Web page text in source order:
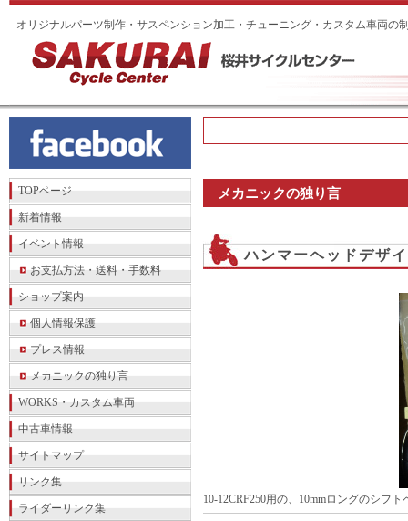
オリジナルパーツ制作・サスペンション加工・チューニング・カスタム車両の
TOPページ
新着情報
イベント情報
お支払方法・送料・手数料
ショップ案内
個人情報保護
プレス情報
メカニックの独り言
WORKS・カスタム車両
中古車情報
サイトマップ
リンク集
ライダーリンク集
メカニックの独り言
ハンマーヘッドデザ
10-12CRF250用の、10mmロングのシフ